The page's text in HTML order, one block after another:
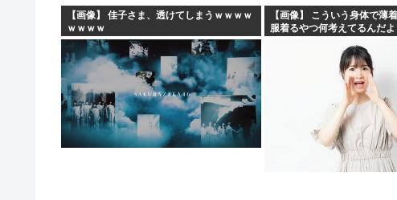
【画像】 佳子さま、透けてしまうｗｗｗｗ
ｗｗｗｗ
【画像】 こういう身体で薄
服着るやつ何考えてるんだよ